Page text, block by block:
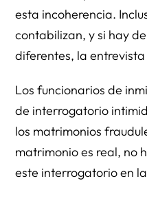
esta incoherencia.
contabilizan, y si hay
diferentes, la
Los funcionarios de
de interrogatorio
los matrimonios
matrimonio es real, no
este interrogatorio en